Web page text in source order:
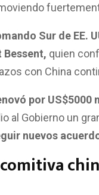
Sur de EE.
quien
con China
por US$5000
al Gobierno un
nuevos